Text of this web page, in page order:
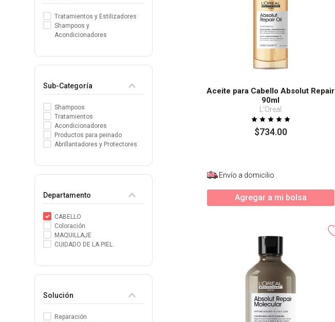
Tratamientos y Estilizadores
Shampoos y
Acondicionadores
Sub-Categoría
Shampoos
Tratamientos
Acondicionadores
Productos para peinado
Abrillantadores y Protectores
Departamento
CABELLO
Coloración
MAQUILLAJE
CUIDADO DE LA PIEL
Solución
Reparación
Aceite para Cabello Absolut Repair
90ml
L'Oreal
$734.00
Envío a domicilio
Agregar a mi bolsa